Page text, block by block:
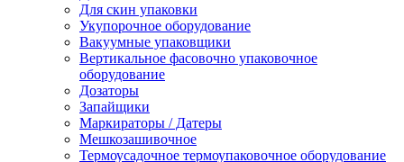
Для скин упаковки
Укупорочное оборудование
Вакуумные упаковщики
Вертикальное фасовочно упаковочное
оборудование
Дозаторы
Запайщики
Маркираторы / Датеры
Мешкозашивочное
Термоусадочное термоупаковочное оборудование